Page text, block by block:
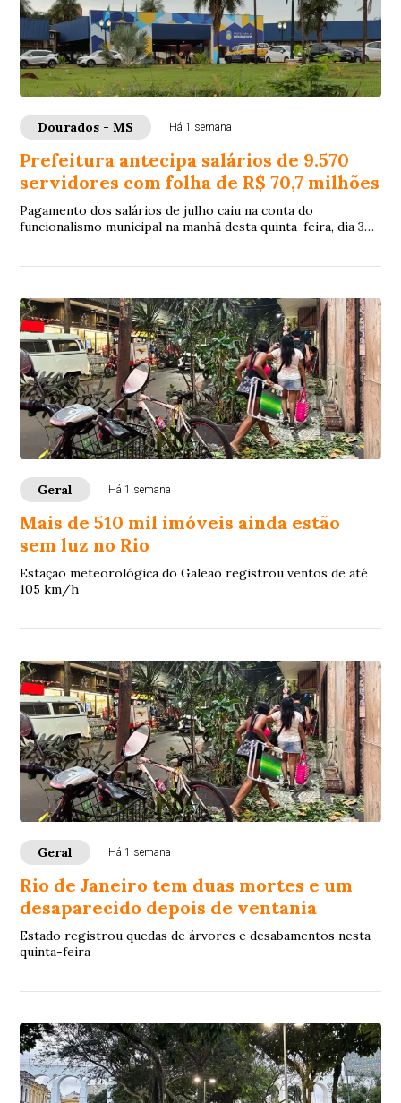
Dourados - MS Há 1 semana
Prefeitura antecipa salários de 9.570
servidores com folha de R$ 70,7 milhões
Pagamento dos salários de julho caiu na conta do
funcionalismo municipal na manhã desta quinta-feira, dia 30
Geral Há 1 semana
Mais de 510 mil imóveis ainda estão
sem luz no Rio
Estação meteorológica do Galeão registrou ventos de até
105 km/h
Geral Há 1 semana
Rio de Janeiro tem duas mortes e um
desaparecido depois de ventania
Estado registrou quedas de árvores e desabamentos nesta
quinta-feira